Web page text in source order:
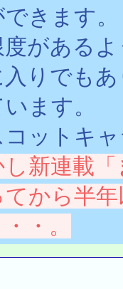
できます
度がある
入りでも
います。
コットキ
し新連載「
てから半
・。